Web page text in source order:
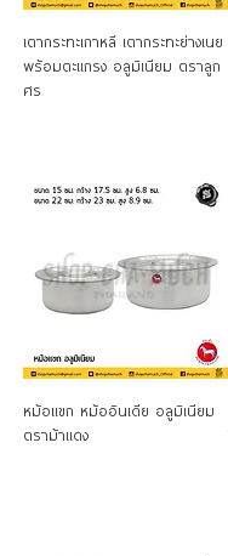
Quick View
เตากระทะเกาหลี เตากระทะย่างเนย
พร้อมตะแกรง อลูมิเนียม ตราลูก
ศร
Quick View
หม้อแขก หม้ออินเดีย อลูมิเนียม
ตราม้าแดง